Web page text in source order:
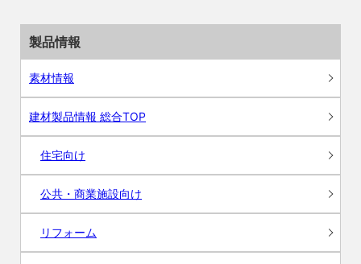
製品情報
素材情報
建材製品情報 総合TOP
住宅向け
公共・商業施設向け
リフォーム